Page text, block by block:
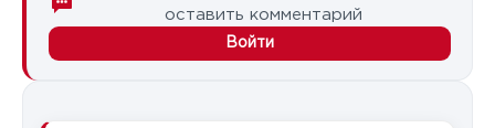
оставить комментарий
Войти